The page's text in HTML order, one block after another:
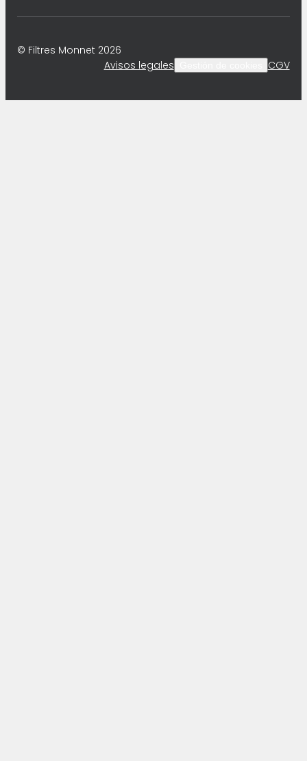
© Filtres Monnet 2026
Avisos legales
CGV